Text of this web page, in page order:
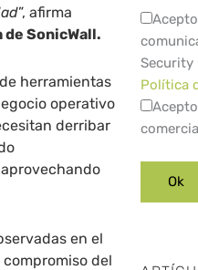
”, afirma
SonicWall.
herramientas
operativo
derribar
en el
del
Security
Política